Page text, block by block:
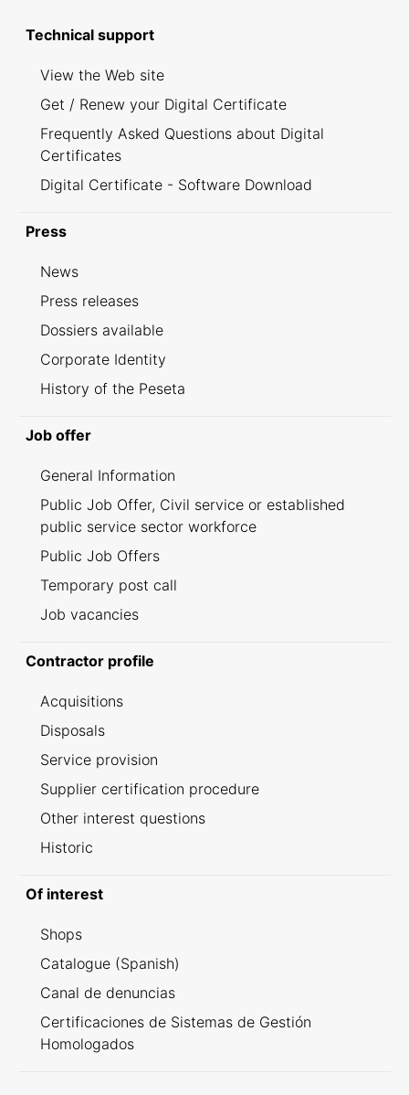
Technical support
View the Web site
Get / Renew your Digital Certificate
Frequently Asked Questions about Digital
Certificates
Digital Certificate - Software Download
Press
News
Press releases
Dossiers available
Corporate Identity
History of the Peseta
Job offer
General Information
Public Job Offer, Civil service or established
public service sector workforce
Public Job Offers
Temporary post call
Job vacancies
Contractor profile
Acquisitions
Disposals
Service provision
Supplier certification procedure
Other interest questions
Historic
Of interest
Shops
Catalogue (Spanish)
Canal de denuncias
Certificaciones de Sistemas de Gestión
Homologados